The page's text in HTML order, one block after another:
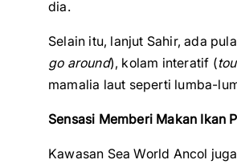
dia.
Selain itu, lanjut Sahir, ada
go around), kolam interatif (
mamalia laut seperti lumba-
Sensasi Memberi Makan Ikan
Kawasan Sea World Ancol